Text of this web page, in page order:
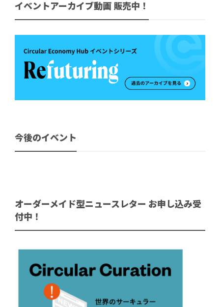
イベントアーカイブ動画 販売中！
今後のイベント
オーダーメイド型ニュースレター お申し込み受
付中！